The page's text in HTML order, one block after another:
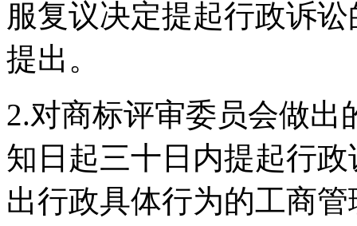
服复议决定提起行政诉
提出。
2.对商标评审委员会做
知日起三十日内提起行
出行政具体行为的工商